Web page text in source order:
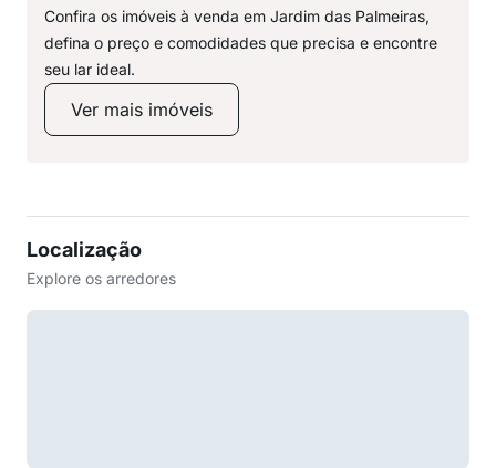
Confira os imóveis à venda em Jardim das Palmeiras,
defina o preço e comodidades que precisa e encontre
seu lar ideal.
Ver mais imóveis
Localização
Explore os arredores